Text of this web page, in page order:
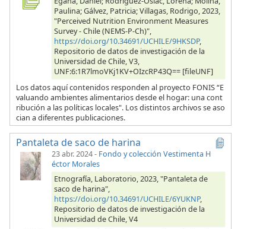
Paulina; Gálvez, Patricia; Villagas, Rodrigo, 2023,
"Perceived Nutrition Environment Measures
Survey - Chile (NEMS-P-Ch)",
https://doi.org/10.34691/UCHILE/9HKSDP,
Repositorio de datos de investigación de la
Universidad de Chile, V3,
UNF:6:1R7lmoVKj1KV+OIzcRP43Q== [fileUNF]
Los datos aquí contenidos responden al proyecto FONIS “E
valuando ambientes alimentarios desde el hogar: una cont
ribución a las políticas locales". Los distintos archivos se aso
cian a diferentes publicaciones.
Pantaleta de saco de harina
23 abr. 2024- Fondo y colección Vestimenta H
éctor Morales
Etnografía, Laboratorio, 2023, "Pantaleta de
saco de harina",
https://doi.org/10.34691/UCHILE/6YUKNP,
Repositorio de datos de investigación de la
Universidad de Chile, V4